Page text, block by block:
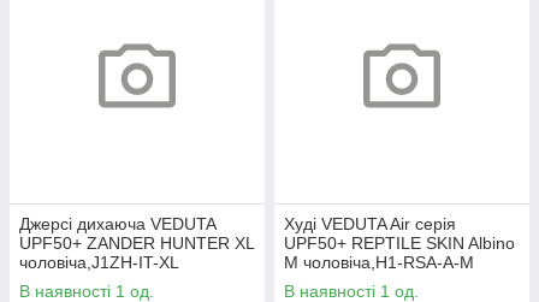
Джерсі дихаюча VEDUTA
UPF50+ ZANDER HUNTER XL
чоловіча,J1ZH-IT-XL
В наявності 1 од.
Худі VEDUTA Air серія
UPF50+ REPTILE SKIN Albino
M чоловіча,H1-RSA-A-M
В наявності 1 од.